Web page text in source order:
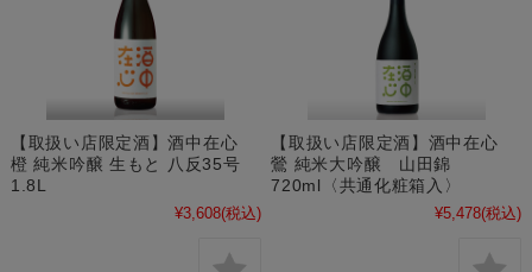
【取扱い店限定酒】酒中在心
橙 純米吟醸 生もと 八反35号
1.8L
¥3,608(税込)
【取扱い店限定酒】酒中在心
鶯 純米大吟醸 山田錦
720ml〈共通化粧箱入〉
¥5,478(税込)